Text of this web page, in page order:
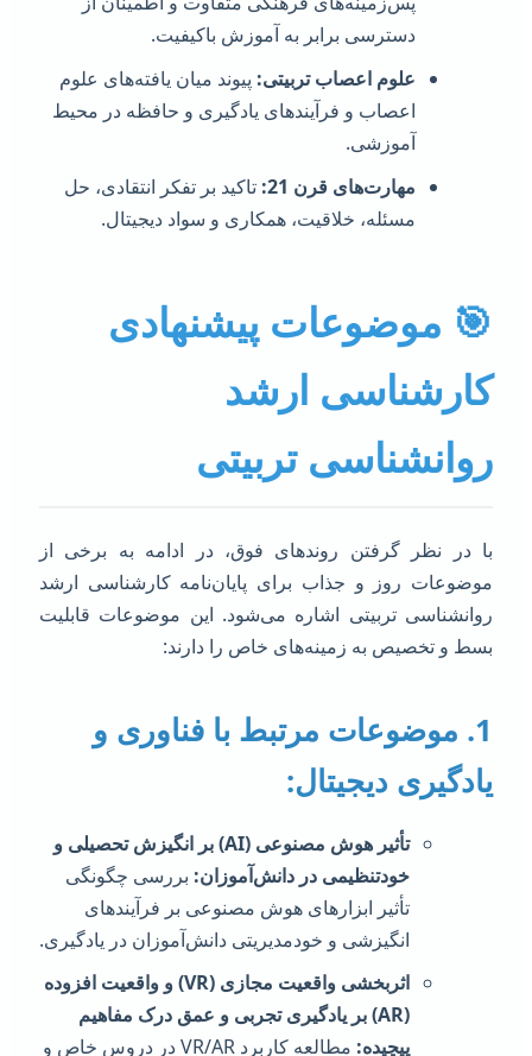
دسترسی برابر به آموزش باکیفیت.
علوم اعصاب تربیتی:پیوند میان یافته‌های علوم
اعصاب و فرآیندهای یادگیری و حافظه در محیط
آموزشی.
مهارت‌های قرن 21:
تاکید بر تفکر انتقادی، حل
مسئله، خلاقیت، همکاری و سواد دیجیتال.
موضوعات پیشنهادی
ارشد
تربیتی
در نظر گرفتن روندهای فوق، در ادامه به برخی از
روز و جذاب برای پایان‌نامه کارشناسی ارشد
تربیتی اشاره می‌شود. این موضوعات قابلیت
و تخصیص به زمینه‌های خاص را دارند:
1. موضوعات مرتبط با فناوری و
دیجیتال:
تأثیر هوش مصنوعی (AI) بر انگیزش تحصیلی و
خودتنظیمی در دانش‌آموزان:بررسی چگونگی
تأثیر ابزارهای هوش مصنوعی بر فرآیندهای
انگیزشی و خودمدیریتی دانش‌آموزان در یادگیری.
اثربخشی واقعیت مجازی (VR) و واقعیت افزوده
(AR) بر یادگیری تجربی و عمق درک مفاهیم
پیچیده:
مطالعه کاربرد VR/AR در دروس خاص و